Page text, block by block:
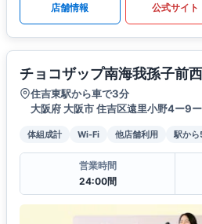
店舗情報 公式サイト
チョコザップ南海我孫子前
住吉東駅から車で3分
大阪府 大阪市 住吉区遠里小野4ー9
体組成計 Wi-Fi 他店舗利用 駅か
営業時間
24:00間